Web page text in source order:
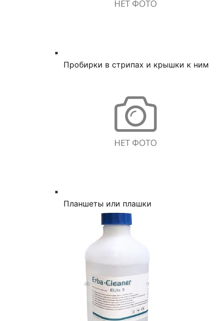
Пробирки в стрипах и крышки к ним
Планшеты или плашки